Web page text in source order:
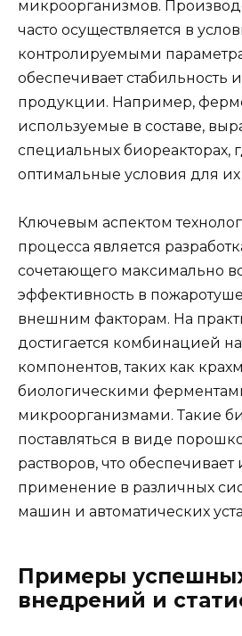
микроорганизмов.
часто осуществляется в
контролируемыми
обеспечивает стабильность
продукции. Например,
используемые в составе,
специальных биореакторах,
оптимальные условия для их
Ключевым аспектом
процесса является
сочетающего максимально
эффективность в
внешним факторам. На
достигается комбинацией
компонентов, таких как
биологическими
микроорганизмами. Такие
поставляться в виде
растворов, что
применение в различных
машин и автоматических
Примеры
внедрений и